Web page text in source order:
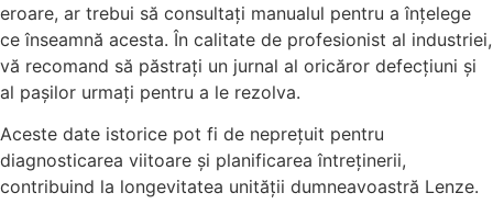
eroare, ar trebui să consultați manualul pentru a înțelege
ce înseamnă acesta. În calitate de profesionist al industriei,
vă recomand să păstrați un jurnal al oricăror defecțiuni și
al pașilor urmați pentru a le rezolva.
Aceste date istorice pot fi de neprețuit pentru
diagnosticarea viitoare și planificarea întreținerii,
contribuind la longevitatea unității dumneavoastră Lenze.